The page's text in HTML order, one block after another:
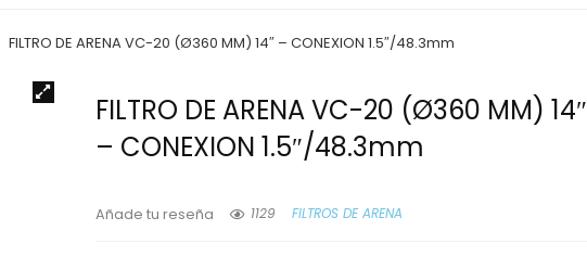
FILTRO DE ARENA VC-20 (Ø360 MM) 14″ – CONEXION 1.5″/48.3mm
FILTRO DE ARENA VC-20 (Ø360 MM) 14″
– CONEXION 1.5″/48.3mm
Añade tu reseña 1129 FILTROS DE ARENA